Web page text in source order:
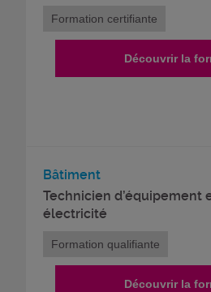
Formation certifiante
Découvrir la
Bâtiment
Technicien d’équipement
électricité
Formation qualifiante
Découvrir la